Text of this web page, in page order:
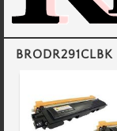
BRODR291CLBK